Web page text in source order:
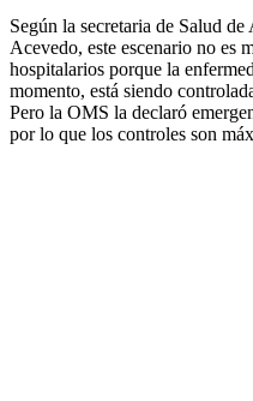
Según la secretaria de Salud
Acevedo, este escenario no es
hospitalarios porque la
momento, está siendo
Pero la OMS la declaró
por lo que los controles son